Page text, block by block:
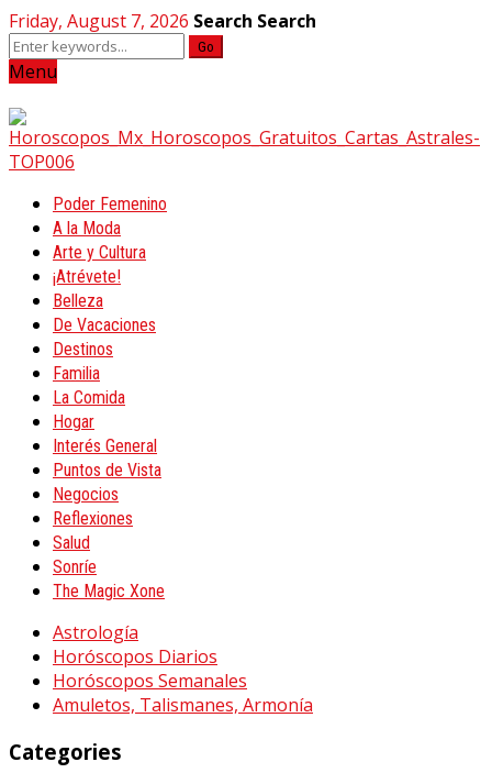
Friday, August 7, 2026 Search Search
Go
Menu
Poder Femenino
A la Moda
Arte y Cultura
¡Atrévete!
Belleza
De Vacaciones
Destinos
Familia
La Comida
Hogar
Interés General
Puntos de Vista
Negocios
Reflexiones
Salud
Sonríe
The Magic Xone
Astrología
Horóscopos Diarios
Horóscopos Semanales
Amuletos, Talismanes, Armonía
Categories